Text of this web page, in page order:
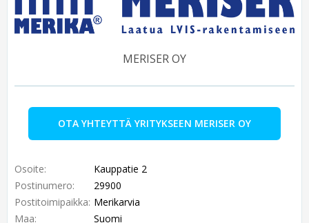
MERISER OY
OTA YHTEYTTÄ YRITYKSEEN MERISER OY
Osoite:
Kauppatie 2
Postinumero:
29900
Postitoimipaikka: Merikarvia
Maa:
Suomi